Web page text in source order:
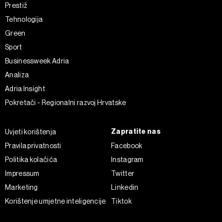
Prestiž
Tehnologija
Green
Sport
Businessweek Adria
Analiza
Adria Insight
Pokretači - Regionalni razvoj Hrvatske
Uvjeti korištenja
Pravila privatnosti
Politika kolačića
Impressum
Marketing
Korištenje umjetne inteligencije
Zapratite nas
Facebook
Instagram
Twitter
Linkedin
Tiktok